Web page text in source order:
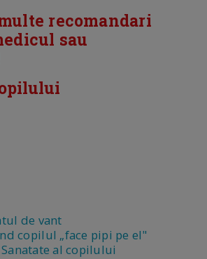
recomandari
sau
de vant
copilul „face pipi pe el"
al copilului